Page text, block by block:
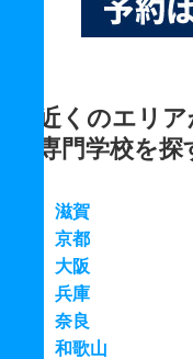
近くのエリア
専門学校を探
滋賀
京都
大阪
兵庫
奈良
和歌山